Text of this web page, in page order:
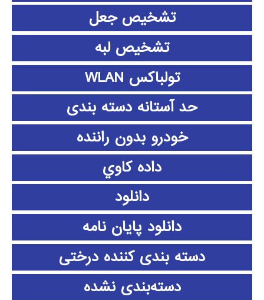
تشخیص جعل
تشخیص لبه
تولباکس WLAN
حد آستانه دسته بندی
خودرو بدون راننده
داده كاوي
دانلود
دانلود پايان نامه
دسته بندی کننده درختی
دسته‌بندی نشده